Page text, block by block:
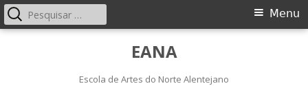
EANA
Escola de Artes do Norte Alentejano
Menu
principal
Menu
Pesquisar
por: